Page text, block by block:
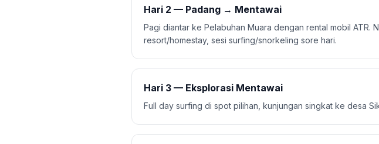
Hari 2 — Padang → Mentawai
Pagi diantar ke Pelabuhan Muara dengan rental mobil
resort/homestay, sesi surfing/snorkeling sore hari.
Hari 3 — Eksplorasi Mentawai
Full day surfing di spot pilihan, kunjungan singkat ke desa